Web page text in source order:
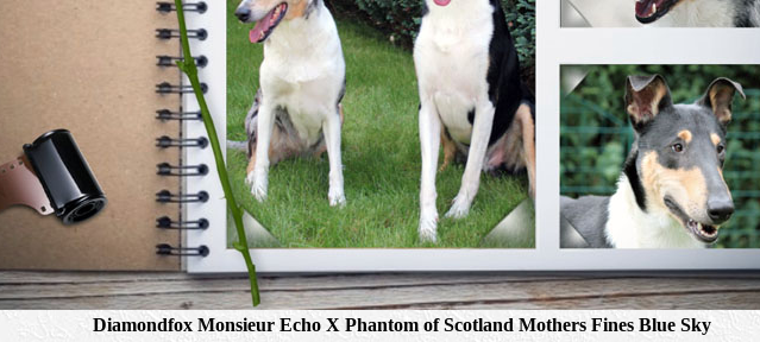
Diamondfox Monsieur Echo X Phantom of Scotland Mothers Fines Blue Sky